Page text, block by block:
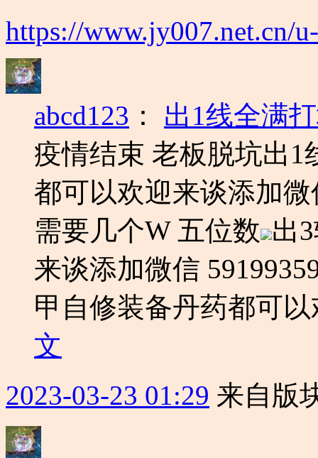
https://www.jy007.net.cn/
abcd123 ： 出1线全满
疫情结束 老板脱坑出
都可以欢迎来谈添加
需要几个W 五位数 出
来谈添加微信
甲自修装备丹药都可
文
2023-03-23 01:29 来自版